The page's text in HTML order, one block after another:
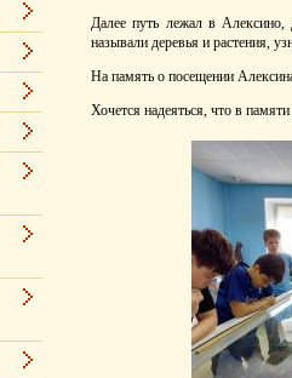
Далее путь лежал в
называли деревья и растения,
На память о посещении
Хочется надеяться, что в